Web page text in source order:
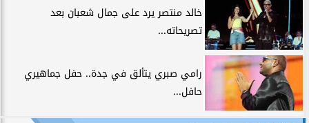
خالد منتصر يرد على جمال شعبان بعد
تصريحاته...
رامي صبري يتألق في جدة.. حفل جماهيري
حافل...